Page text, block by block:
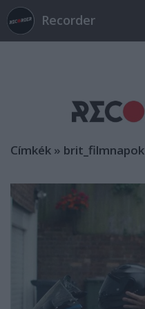
Recorder
Címkék » brit_filmnapok